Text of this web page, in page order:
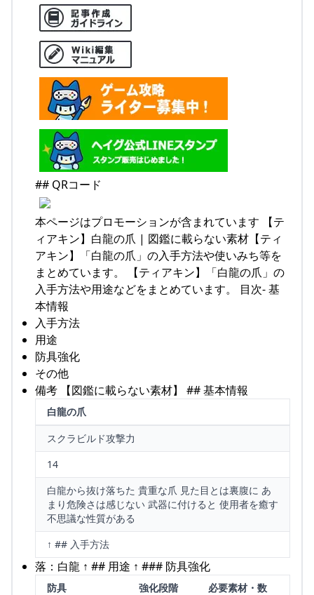
## QRコード
本ページはプロモーションが含まれています 【テ
ィアキン】白龍の爪 | 図鑑に載らない素材【ティ
アキン】「白龍の爪」の入手方法や使いみち等を
まとめています。 【ティアキン】「白龍の爪」の
入手方法や用途などをまとめています。 目次- 基
本情報
入手方法
用途
防具強化
その他
備考 【図鑑に載らない素材】 ## 基本情報
白龍の爪
スクラビルド攻撃力
14
白龍から抜け落ちた 貴重な爪 見た目とは裏腹に あ
まり危険さは感じない 武器に付けると 使用者を癒す
不思議な性質がある
↑ ## 入手方法
落：白龍 ↑ ## 用途 ↑ ### 防具強化
防具 強化段階
必要素材・数